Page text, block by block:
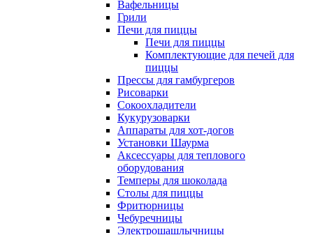
Вафельницы
Грили
Печи для пиццы
Печи для пиццы
Комплектующие для печей для
пиццы
Прессы для гамбургеров
Рисоварки
Сокоохладители
Кукурузоварки
Аппараты для хот-догов
Установки Шаурма
Аксессуары для теплового
оборудования
Темперы для шоколада
Столы для пиццы
Фритюрницы
Чебуречницы
Электрошашлычницы